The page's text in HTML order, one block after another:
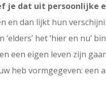
je dat uit persoonlijke
en dan lijkt hun
het ‘hier en nu’
een eigen leven zijn
heb vormgegeven: